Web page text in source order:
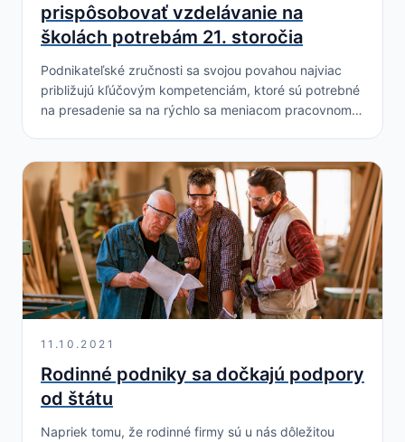
prispôsobovať vzdelávanie na
školách potrebám 21. storočia
Podnikateľské zručnosti sa svojou povahou najviac
približujú kľúčovým kompetenciám, ktoré sú potrebné
na presadenie sa na rýchlo sa meniacom pracovnom
11.10.2021
Rodinné podniky sa dočkajú podpory
od štátu
Napriek tomu, že rodinné firmy sú u nás dôležitou